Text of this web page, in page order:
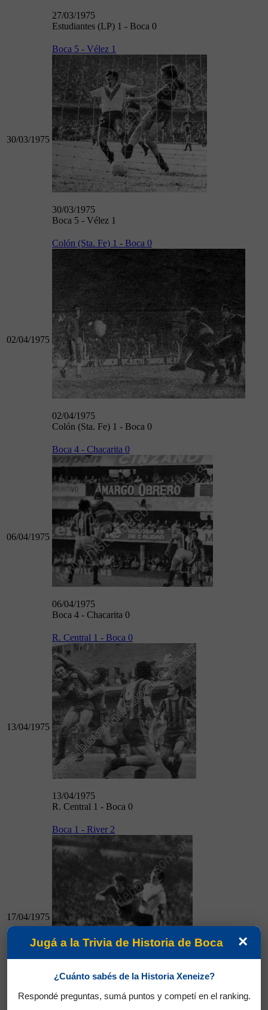
27/03/1975
Estudiantes (LP) 1 - Boca 0
30/03/1975
Boca 5 - Vélez 1
30/03/1975
Boca 5 - Vélez 1
02/04/1975
Colón (Sta. Fe) 1 - Boca 0
02/04/1975
Colón (Sta. Fe) 1 - Boca 0
06/04/1975
Boca 4 - Chacarita 0
06/04/1975
Boca 4 - Chacarita 0
13/04/1975
R. Central 1 - Boca 0
13/04/1975
R. Central 1 - Boca 0
17/04/1975
Boca 1 - River 2
17/04/1975
Boca 1 - River 2
×
Jugá a la Trivia de Historia de Boca
¿Cuánto sabés de la Historia Xeneize?
Respondé preguntas, sumá puntos y competí en el ranking.